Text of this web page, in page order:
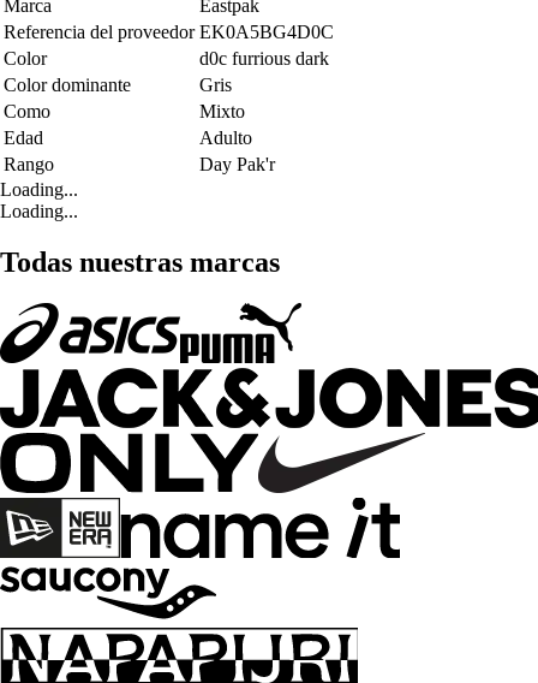
Marca
Eastpak
Referencia del proveedor EK0A5BG4D0C
Color
d0c furrious dark
Color dominante
Gris
Como
Mixto
Edad
Adulto
Rango
Day Pak'r
Loading...
Loading...
Todas nuestras marcas